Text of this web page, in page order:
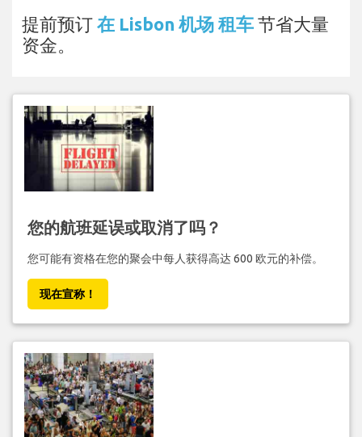
提前预订 在 Lisbon 机场 租车 节省大量
资金。
您的航班延误或取消了吗？
您可能有资格在您的聚会中每人获得高达 600 欧元的补偿。
现在宣称！